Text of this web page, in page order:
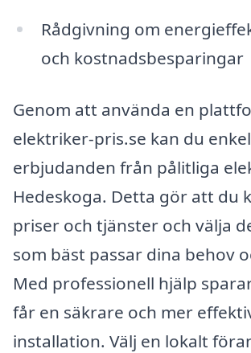
Rådgivning om
och kostnadsbesparingar
Genom att använda en
elektriker-pris.se kan du
erbjudanden från pålitliga
Hedeskoga. Detta gör att du
priser och tjänster och välja
som bäst passar dina behov
Med professionell hjälp
får en säkrare och mer
installation. Välj en lokalt